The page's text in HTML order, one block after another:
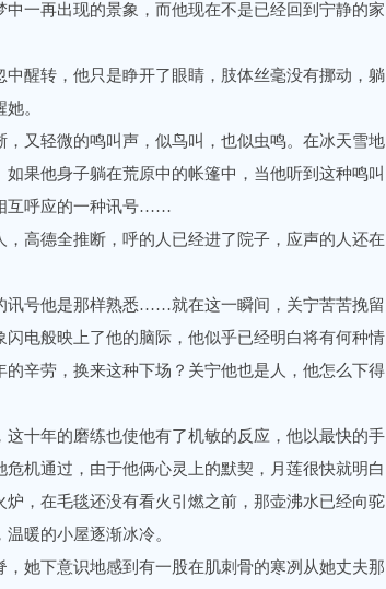
一再出现的景象，而他现在不是已经回到宁静的家
醒转，他只是睁开了眼睛，肢体丝毫没有挪动，躺
。
又轻微的鸣叫声，似鸟叫，也似虫鸣。在冰天雪地
果他身子躺在荒原中的帐篷中，当他听到这种鸣叫
互呼应的一种讯号……
高德全推断，呼的人已经进了院子，应声的人还在
号他是那样熟悉……就在这一瞬间，关宁苦苦挽留
电般映上了他的脑际，他似乎已经明白将有何种情
辛劳，换来这种下场？关宁他也是人，他怎么下得
十年的磨练也使他有了机敏的反应，他以最快的手
机通过，由于他俩心灵上的默契，月莲很快就明白
，在毛毯还没有看火引燃之前，那壶沸水已经向驼
暖的小屋逐渐冰冷。
她下意识地感到有一股在肌刺骨的寒冽从她丈夫那